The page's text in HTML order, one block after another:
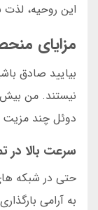
این روحیه،
مزایای
بیایید صادق
دوئل چند مزیت
سرعت بالا در
حتی در شبکه
به آرامی